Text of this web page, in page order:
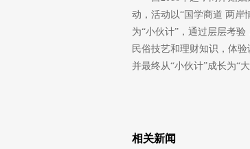
动，活动以“国学商道 两岸
为“小伙计”，通过层层考验
民俗技艺和理财知识，体
并最终从“小伙计”成长为“
相关新闻